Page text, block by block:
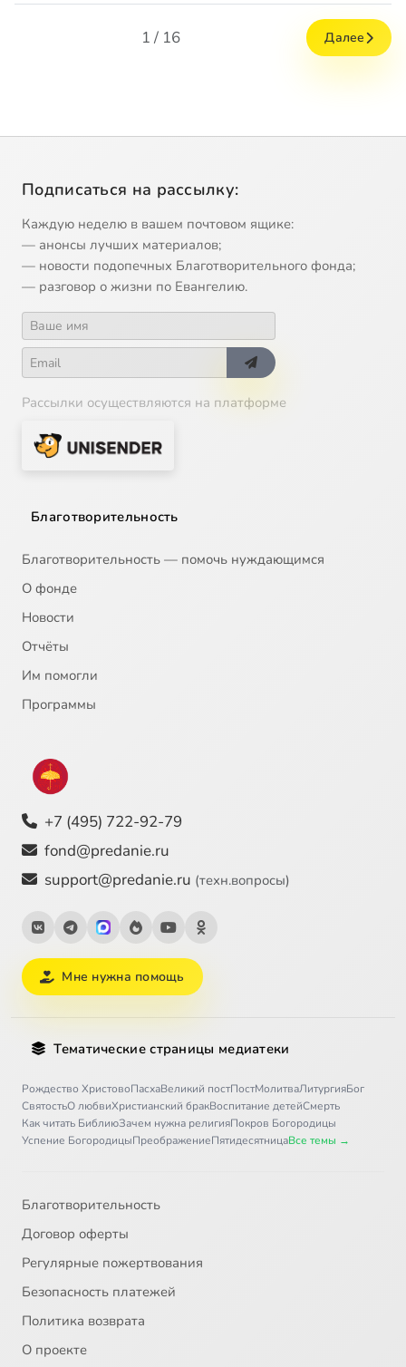
1 / 16 Далее
Подписаться на рассылку:
Каждую неделю в вашем почтовом ящике:
— анонсы лучших материалов;
— новости подопечных Благотворительного фонда;
— разговор о жизни по Евангелию.
Рассылки осуществляются на платформе
Благотворительность
Благотворительность — помочь нуждающимся
О фонде
Новости
Отчёты
Им помогли
Программы
+7 (495) 722-92-79
fond@predanie.ru
support@predanie.ru (техн.вопросы)
Мне нужна помощь
Тематические страницы медиатеки
Рождество ХристовоПасхаВеликий постПостМолитваЛитургияБог
СвятостьО любвиХристианский бракВоспитание детейСмерть
Как читать БиблиюЗачем нужна религияПокров Богородицы
Успение БогородицыПреображениеПятидесятницаВсе темы →
Благотворительность
Договор оферты
Регулярные пожертвования
Безопасность платежей
Политика возврата
О проекте